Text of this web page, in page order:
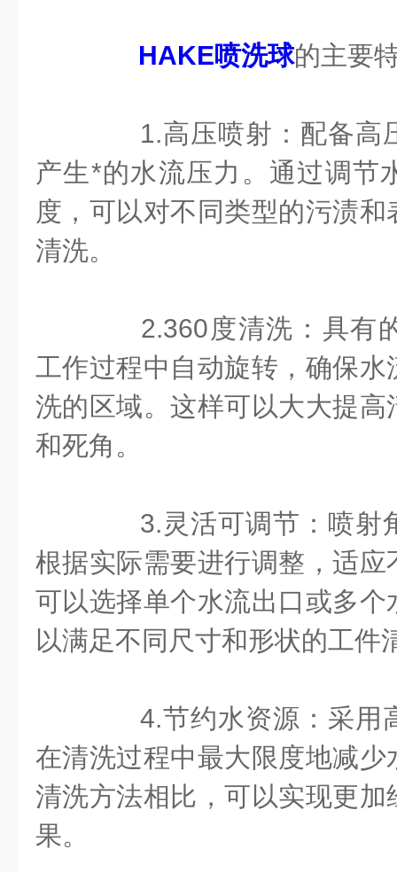
HAKE喷洗球的主要
1.高压喷射：配备高
产生*的水流压力。通过调节
度，可以对不同类型的污渍
清洗。
2.360度清洗：具有
工作过程中自动旋转，确保
洗的区域。这样可以大大提
和死角。
3.灵活可调节：喷射
根据实际需要进行调整，适
可以选择单个水流出口或多
以满足不同尺寸和形状的工件
4.节约水资源：采用
在清洗过程中最大限度地减
清洗方法相比，可以实现更
果。